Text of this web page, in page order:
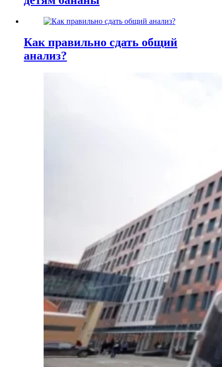
Как правильно сдать общий
анализ?